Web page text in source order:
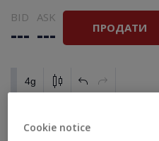
BID
---
ASK
--- ПРОДАТИ
Cookie notice